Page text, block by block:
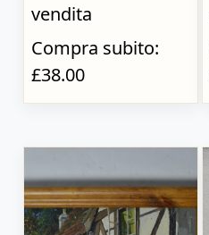
vendita
Compra subito:
£38.00